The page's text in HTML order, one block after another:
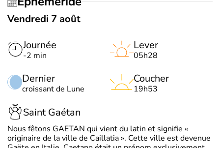
Vendredi 7 août
Journée
-2 min
Dernier
croissant de Lune
Lever
05h28
Coucher
19h53
Saint Gaétan
Nous fêtons GAETAN qui vient du latin et signifie «
originaire de la ville de Caillatia ». Cette ville est devenue